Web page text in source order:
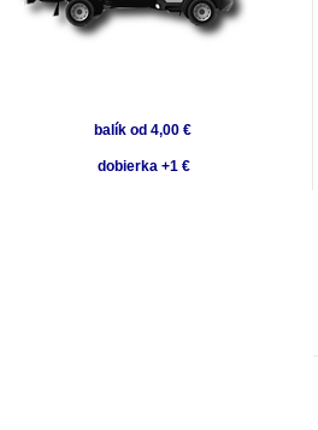
balík od 4,00 €
dobierka +1 €